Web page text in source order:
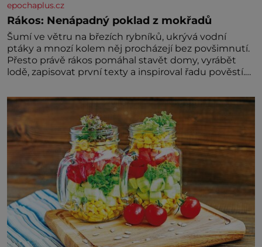
epochaplus.cz
Rákos: Nenápadný poklad z mokřadů
Šumí ve větru na březích rybníků, ukrývá vodní
ptáky a mnozí kolem něj procházejí bez povšimnutí.
Přesto právě rákos pomáhal stavět domy, vyrábět
lodě, zapisovat první texty a inspiroval řadu pověstí.
už tisíce let. Většina lidí vnímá rákos jen jako
obyčejnou kulisu letního koupání. Stačí se však
podívat